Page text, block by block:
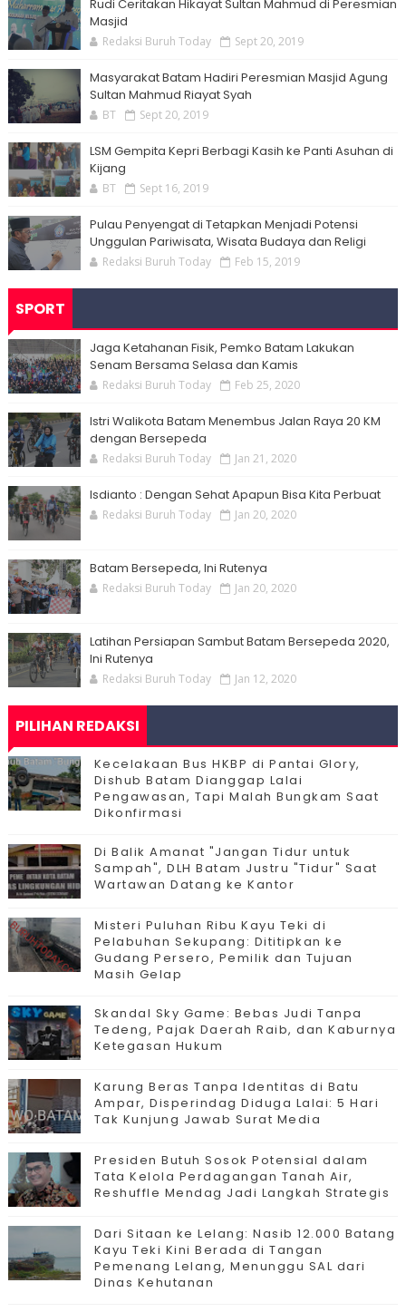
Rudi Ceritakan Hikayat Sultan Mahmud di Peresmian
Masjid
Redaksi Buruh Today Sept 20, 2019
Masyarakat Batam Hadiri Peresmian Masjid Agung
Sultan Mahmud Riayat Syah
BT Sept 20, 2019
LSM Gempita Kepri Berbagi Kasih ke Panti Asuhan di
Kijang
BT Sept 16, 2019
Pulau Penyengat di Tetapkan Menjadi Potensi
Unggulan Pariwisata, Wisata Budaya dan Religi
Redaksi Buruh Today Feb 15, 2019
SPORT
Jaga Ketahanan Fisik, Pemko Batam Lakukan
Senam Bersama Selasa dan Kamis
Redaksi Buruh Today Feb 25, 2020
Istri Walikota Batam Menembus Jalan Raya 20 KM
dengan Bersepeda
Redaksi Buruh Today Jan 21, 2020
Isdianto : Dengan Sehat Apapun Bisa Kita Perbuat
Redaksi Buruh Today Jan 20, 2020
Batam Bersepeda, Ini Rutenya
Redaksi Buruh Today Jan 20, 2020
Latihan Persiapan Sambut Batam Bersepeda 2020,
Ini Rutenya
Redaksi Buruh Today Jan 12, 2020
PILIHAN REDAKSI
Kecelakaan Bus HKBP di Pantai Glory,
Dishub Batam Dianggap Lalai
Pengawasan, Tapi Malah Bungkam Saat
Dikonfirmasi
Di Balik Amanat "Jangan Tidur untuk
Sampah", DLH Batam Justru "Tidur" Saat
Wartawan Datang ke Kantor
Misteri Puluhan Ribu Kayu Teki di
Pelabuhan Sekupang: Dititipkan ke
Gudang Persero, Pemilik dan Tujuan
Masih Gelap
Skandal Sky Game: Bebas Judi Tanpa
Tedeng, Pajak Daerah Raib, dan Kaburnya
Ketegasan Hukum
Karung Beras Tanpa Identitas di Batu
Ampar, Disperindag Diduga Lalai: 5 Hari
Tak Kunjung Jawab Surat Media
Presiden Butuh Sosok Potensial dalam
Tata Kelola Perdagangan Tanah Air,
Reshuffle Mendag Jadi Langkah Strategis
Dari Sitaan ke Lelang: Nasib 12.000 Batang
Kayu Teki Kini Berada di Tangan
Pemenang Lelang, Menunggu SAL dari
Dinas Kehutanan